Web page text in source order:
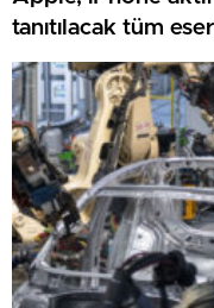
tanıtılacak tüm